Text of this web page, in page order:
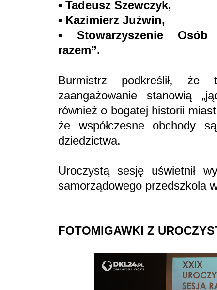
• Tadeusz Szewczyk,
• Kazimierz Juźwin,
• Stowarzyszenie Osób
razem”.
Burmistrz podkreślił,
zaangażowanie stanowią
również o bogatej historii
że współczesne obchody
dziedzictwa.
Uroczystą sesję uświetnił
samorządowego przedszkola
FOTOMIGAWKI Z